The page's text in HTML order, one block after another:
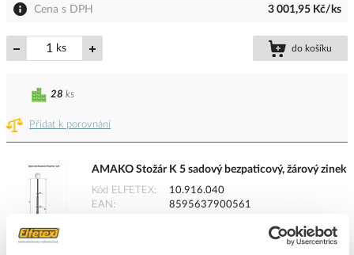
Cena s DPH 3 001,95 Kč/ks
ks do košíku
Přidat k porovnání
28 ks
AMAKO Stožár K 5 sadový bezpaticový, žárový zinek
Kód ELFETEX
10.916.040
EAN
8595637900561